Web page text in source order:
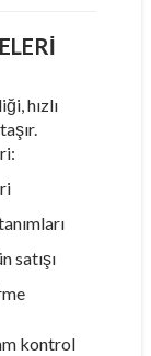
hızlı
satışı
kontrol